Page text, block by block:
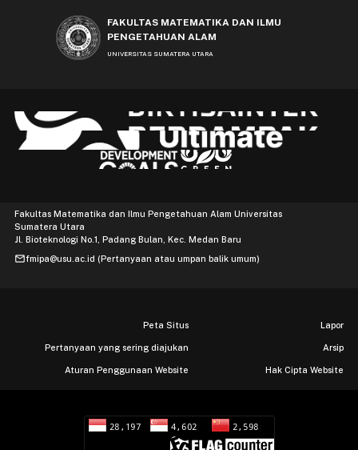
FAKULTAS MATEMATIKA DAN ILMU
PENGETAHUAN ALAM
UNIVERSITAS SUMATERA UTARA
Fakultas Matematika dan Ilmu Pengetahuan Alam Universitas
Sumatera Utara
Jl. Bioteknologi No.1, Padang Bulan, Kec. Medan Baru
mailfmipa@usu.ac.id (Pertanyaan atau umpan balik umum)
Peta Situs Lapor
Pertanyaan yang sering diajukan Arsip
Aturan Penggunaan Website Hak Cipta Website